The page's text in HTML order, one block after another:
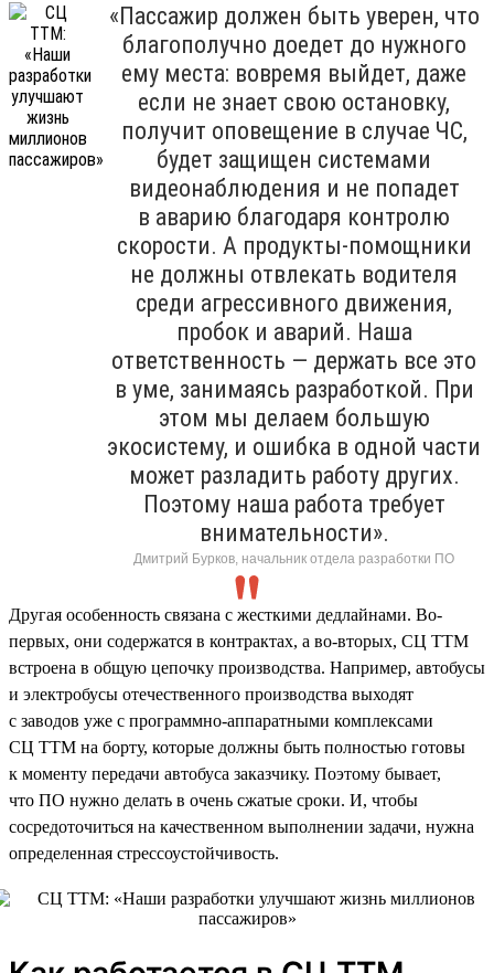
«Пассажир должен быть уверен, что
благополучно доедет до нужного
ему места: вовремя выйдет, даже
если не знает свою остановку,
получит оповещение в случае ЧС,
будет защищен системами
видеонаблюдения и не попадет
в аварию благодаря контролю
скорости. А продукты-помощники
не должны отвлекать водителя
среди агрессивного движения,
пробок и аварий. Наша
ответственность — держать все это
в уме, занимаясь разработкой. При
этом мы делаем большую
экосистему, и ошибка в одной части
может разладить работу других.
Поэтому наша работа требует
внимательности».
Дмитрий Бурков, начальник отдела разработки ПО
Другая особенность связана с жесткими дедлайнами. Во-
первых, они содержатся в контрактах, а во-вторых, СЦ ТТМ
встроена в общую цепочку производства. Например, автобусы
и электробусы отечественного производства выходят
с заводов уже с программно-аппаратными комплексами
СЦ ТТМ на борту, которые должны быть полностью готовы
к моменту передачи автобуса заказчику. Поэтому бывает,
что ПО нужно делать в очень сжатые сроки. И, чтобы
сосредоточиться на качественном выполнении задачи, нужна
определенная стрессоустойчивость.